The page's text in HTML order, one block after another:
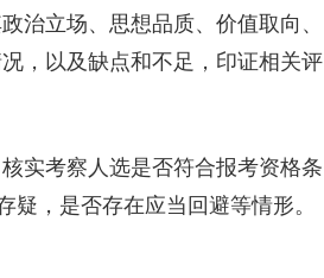
治立场、思想品质、价值取向、
，以及缺点和不足，印证相关评
实考察人选是否符合报考资格条
疑，是否存在应当回避等情形。